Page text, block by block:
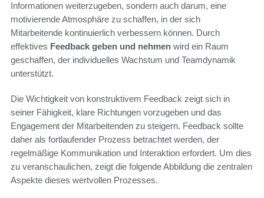
Informationen weiterzugeben, sondern auch darum, eine
motivierende Atmosphäre zu schaffen, in der sich
Mitarbeitende kontinuierlich verbessern können. Durch
effektives Feedback geben und nehmen wird ein Raum
geschaffen, der individuelles Wachstum und Teamdynamik
unterstützt.
Die Wichtigkeit von konstruktivem Feedback zeigt sich in
seiner Fähigkeit, klare Richtungen vorzugeben und das
Engagement der Mitarbeitenden zu steigern. Feedback sollte
daher als fortlaufender Prozess betrachtet werden, der
regelmäßige Kommunikation und Interaktion erfordert. Um dies
zu veranschaulichen, zeigt die folgende Abbildung die zentralen
Aspekte dieses wertvollen Prozesses.